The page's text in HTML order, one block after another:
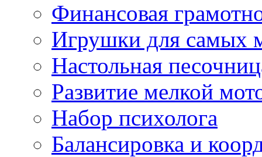
Финансовая
Игрушки для самых
Настольная
Развитие мелкой
Набор психолога
Балансировка и